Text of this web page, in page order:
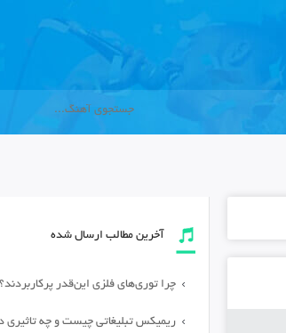
آخرین مطالب ارسال شده
چرا توری‌های فلزی این‌قدر پرکاربردند؟
ریمیکس تبلیغاتی چیست و چه تاثیری